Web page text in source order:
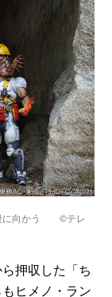
殺に向かう ©テレ
押収した「ち
ヒメノ・ラン